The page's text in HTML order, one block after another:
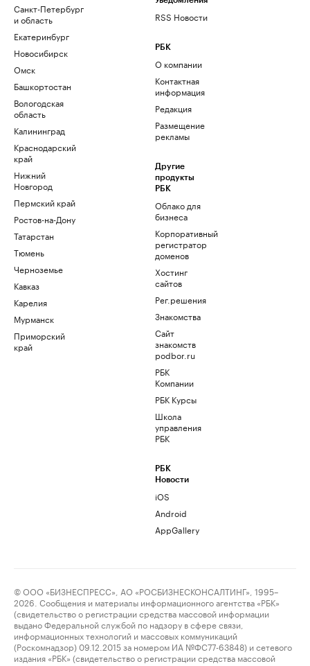
Санкт-Петербург
и область
Екатеринбург
Новосибирск
Омск
Башкортостан
Вологодская
область
Калининград
Краснодарский
край
Нижний
Новгород
Пермский край
Ростов-на-Дону
Татарстан
Тюмень
Черноземье
Кавказ
Карелия
Мурманск
Приморский
край
RSS Новости
РБК
О компании
Контактная
информация
Редакция
Размещение
рекламы
Другие
продукты
РБК
Облако для
бизнеса
Корпоративный
регистратор
доменов
Хостинг
сайтов
Рег.решения
Знакомства
Сайт
знакомств
podbor.ru
РБК
Компании
РБК Курсы
Школа
управления
РБК
РБК
Новости
iOS
Android
AppGallery
© ООО «БИЗНЕСПРЕСС», АО «РОСБИЗНЕСКОНСАЛТИНГ», 1995–
2026. Сообщения и материалы информационного агентства «РБК»
(свидетельство о регистрации средства массовой информации
выдано Федеральной службой по надзору в сфере связи,
информационных технологий и массовых коммуникаций
(Роскомнадзор) 09.12.2015 за номером ИА №ФС77-63848) и сетевого
издания «РБК» (свидетельство о регистрации средства массовой